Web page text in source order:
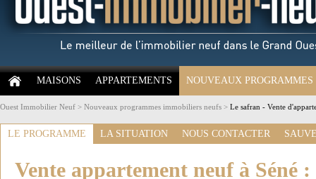
MAISONS APPARTEMENTS NOUVEAUX PROGRAMMES
Ouest Immobilier Neuf > Nouveaux programmes immobiliers neufs > Le safran - Vente
LE PROGRAMME LA SITUATION NOUS CONTACTER
Vente appartement neuf à Séné :